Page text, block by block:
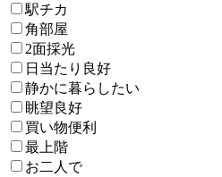
駅チカ
角部屋
2面採光
日当たり良好
静かに暮らしたい
眺望良好
買い物便利
最上階
お二人で